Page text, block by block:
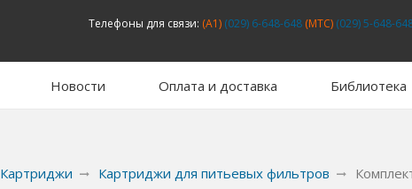
Телефоны для связи: (A1)(029) 6-648-648(MTC)(029) 5-648-
Новости Оплата и доставка Библиотека
Картриджи Картриджи для питьевых фильтров